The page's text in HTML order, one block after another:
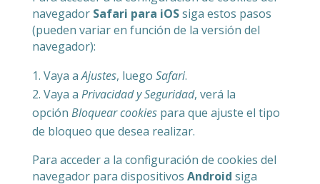
navegador Safari para iOSsiga estos pasos
(pueden variar en función de la versión del
navegador):
Vaya aAjustes, luego Safari.
Vaya a Privacidad y Seguridad, verá la
opción Bloquear cookiespara que ajuste el tipo
de bloqueo que desea realizar.
Para acceder a la configuración de cookies del
navegador para dispositivos Android siga